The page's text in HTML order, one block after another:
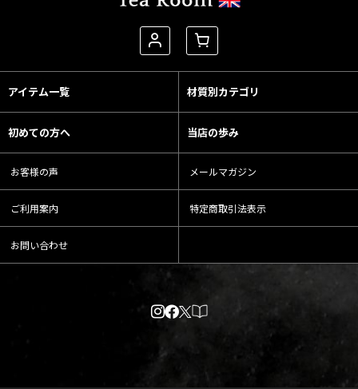
アイテム一覧 材質別カテゴリ
初めての方へ 当店の歩み
お客様の声 メールマガジン
ご利用案内 特定商取引法表示
お問い合わせ